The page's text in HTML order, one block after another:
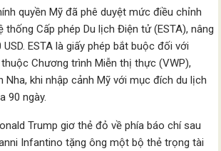
quyền Mỹ đã phê duyệt mức điều chỉnh
thống Cấp phép Du lịch Điện tử (ESTA), nâng
USD. ESTA là giấy phép bắt buộc đối với
Chương trình Miễn thị thực (VWP),
Nha, khi nhập cảnh Mỹ với mục đích du lịch
90 ngày.